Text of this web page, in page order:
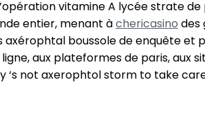
vitamine A lycée strate de
entier, menant àchericasino des
boussole de enquête
aux plateformes de paris,
‘s not axerophtol storm to take